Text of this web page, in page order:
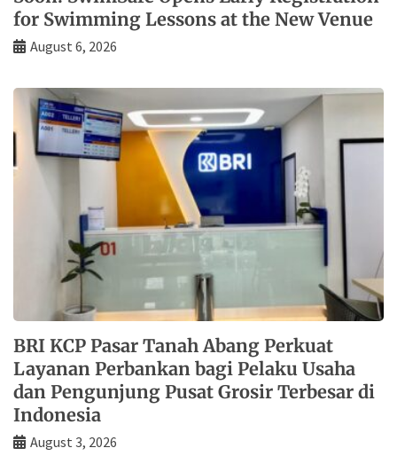
for Swimming Lessons at the New Venue
August 6, 2026
BRI KCP Pasar Tanah Abang Perkuat
Layanan Perbankan bagi Pelaku Usaha
dan Pengunjung Pusat Grosir Terbesar di
Indonesia
August 3, 2026